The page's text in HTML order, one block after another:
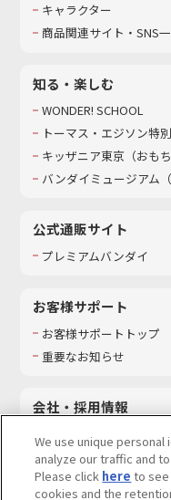
キャラクター
商品関連サイト・SNS
知る・楽しむ
WONDER! SCHOOL
トーマス・エジソン特
キッザニア東京（おも
バンダイミュージアム（
公式通販サイト
プレミアムバンダイ
お客様サポート
お客様サポートトップ
重要なお知らせ
会社・採用情報
採用情報
サステナビリティ
We use unique
analyze our traffic and
Please click here to see
cookies and the